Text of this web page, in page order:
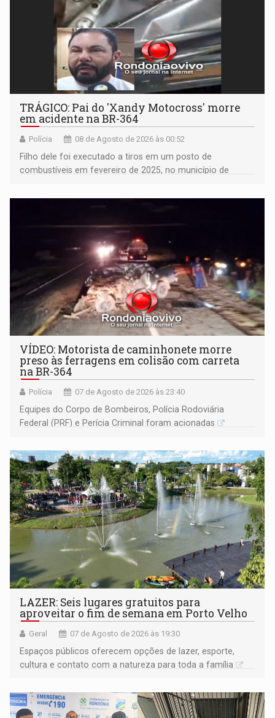
TRÁGICO: Pai do 'Xandy Motocross' morre
em acidente na BR-364
Polícia 08 de Agosto de 2026 às 00:52
Filho dele foi executado a tiros em um posto de
combustíveis em fevereiro de 2025, no município de
VÍDEO: Motorista de caminhonete morre
preso às ferragens em colisão com carreta
na BR-364
Polícia 07 de Agosto de 2026 às 23:40
Equipes do Corpo de Bombeiros, Polícia Rodoviária
Federal (PRF) e Perícia Criminal foram acionadas
LAZER: Seis lugares gratuitos para
aproveitar o fim de semana em Porto Velho
Geral 07 de Agosto de 2026 às 19:30
Espaços públicos oferecem opções de lazer, esporte,
cultura e contato com a natureza para toda a família